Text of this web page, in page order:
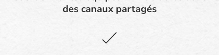
des canaux partagés